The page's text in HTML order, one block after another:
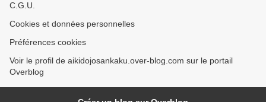
C.G.U.
Cookies et données personnelles
Préférences cookies
Voir le profil de aikidojosankaku.over-blog.com sur le portail
Overblog